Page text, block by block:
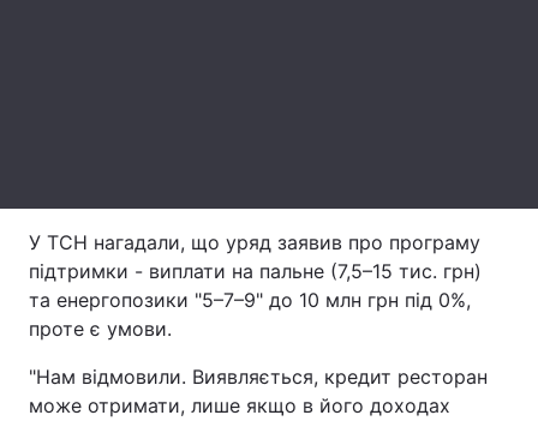
Тема оформлення
У ТСН нагадали, що уряд заявив про програму
підтримки - виплати на пальне (7,5–15 тис. грн)
та енергопозики "5–7–9" до 10 млн грн під 0%,
проте є умови.
"Нам відмовили. Виявляється, кредит ресторан
може отримати, лише якщо в його доходах